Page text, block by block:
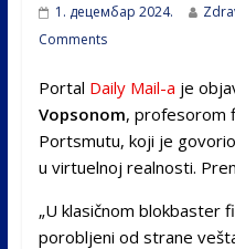
1. децембар 2024.
Comments
Portal Daily Mail-a je
Vopsonom, profesorom
Portsmutu, koji je
u virtuelnoj realnosti.
„U klasičnom blokbaster
porobljeni od strane